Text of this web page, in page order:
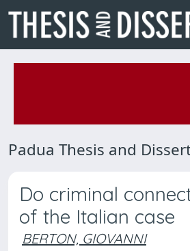
Padua Thesis and
Do criminal
of the Italian case
BERTON, GIOVANNI